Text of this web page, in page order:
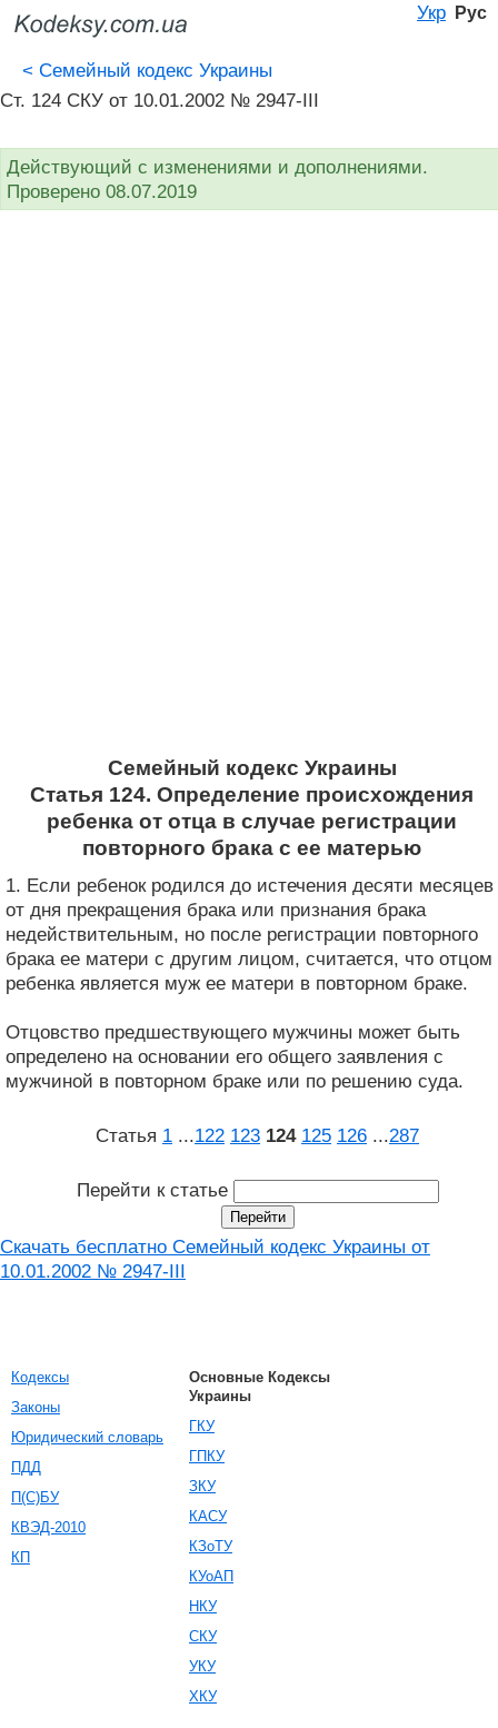
Укр Рус
< Семейный кодекс Украины
Ст. 124 СКУ от 10.01.2002 № 2947-III
Действующий с изменениями и дополнениями.
Проверено 08.07.2019
Семейный кодекс Украины
Статья 124. Определение происхождения
ребенка от отца в случае регистрации
повторного брака с ее матерью
1. Если ребенок родился до истечения десяти месяцев
от дня прекращения брака или признания брака
недействительным, но после регистрации повторного
брака ее матери с другим лицом, считается, что отцом
ребенка является муж ее матери в повторном браке.
Отцовство предшествующего мужчины может быть
определено на основании его общего заявления с
мужчиной в повторном браке или по решению суда.
Статья 1 ...122 123 124 125 126 ...287
Перейти к статье
Скачать бесплатно Семейный кодекс Украины от
10.01.2002 № 2947-III
Кодексы
Законы
Юридический словарь
ПДД
П(С)БУ
КВЭД-2010
КП
Основные Кодексы
Украины
ГКУ
ГПКУ
ЗКУ
КАСУ
КЗоТУ
КУоАП
НКУ
СКУ
УКУ
ХКУ